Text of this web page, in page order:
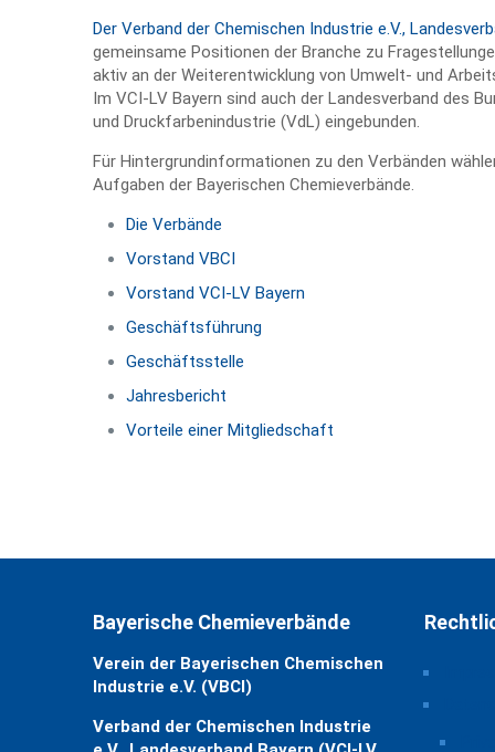
Der Verband der Chemischen Industrie e.V.,
gemeinsame Positionen der Branche zu
aktiv an der Weiterentwicklung von Umwelt- und
Im VCI-LV Bayern sind auch der Landesverband des
und Druckfarbenindustrie (VdL) eingebunden.
Für Hintergrundinformationen zu den Verbänden
Aufgaben der Bayerischen Chemieverbände.
Die Verbände
Vorstand VBCI
Vorstand VCI-LV Bayern
Geschäftsführung
Geschäftsstelle
Jahresbericht
Vorteile einer Mitgliedschaft
Bayerische Chemieverbände
Verein der Bayerischen Chemischen
Industrie e.V. (VBCI)
Verband der Chemischen Industrie